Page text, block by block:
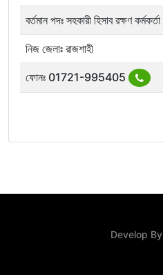
বর্তমান পদঃ সহকারী হিসাব রক্ষণ কর্মকর্তা
নিজ জেলাঃ রাজশাহী
ফোনঃ 01721-995405
Develop By